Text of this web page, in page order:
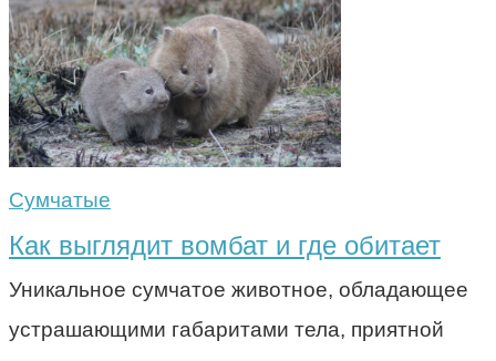
Сумчатые
Как выглядит вомбат и где обитает
Уникальное сумчатое животное, обладающее
устрашающими габаритами тела, приятной